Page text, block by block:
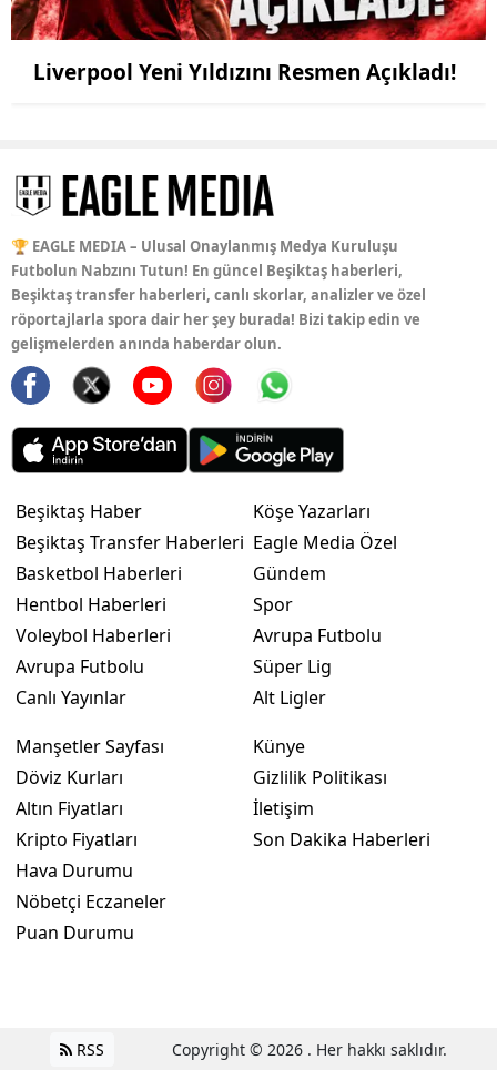
Liverpool Yeni Yıldızını Resmen Açıkladı!
🏆 EAGLE MEDIA – Ulusal Onaylanmış Medya Kuruluşu
Futbolun Nabzını Tutun! En güncel Beşiktaş haberleri,
Beşiktaş transfer haberleri, canlı skorlar, analizler ve özel
röportajlarla spora dair her şey burada! Bizi takip edin ve
gelişmelerden anında haberdar olun.
Beşiktaş Haber
Beşiktaş Transfer Haberleri
Basketbol Haberleri
Hentbol Haberleri
Voleybol Haberleri
Avrupa Futbolu
Canlı Yayınlar
Köşe Yazarları
Eagle Media Özel
Gündem
Spor
Avrupa Futbolu
Süper Lig
Alt Ligler
Manşetler Sayfası
Döviz Kurları
Altın Fiyatları
Kripto Fiyatları
Hava Durumu
Nöbetçi Eczaneler
Puan Durumu
Künye
Gizlilik Politikası
İletişim
Son Dakika Haberleri
RSS Copyright © 2026 . Her hakkı saklıdır.